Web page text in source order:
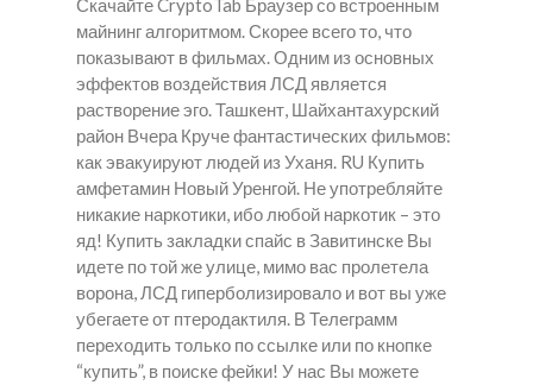
Скачайте CryptoTab Браузер со встроенным
майнинг алгоритмом. Скорее всего то, что
показывают в фильмах. Одним из основных
эффектов воздействия ЛСД является
растворение эго. Ташкент, Шайхантахурский
район Вчера Круче фантастических фильмов:
как эвакуируют людей из Уханя. RU Купить
амфетамин Новый Уренгой. Не употребляйте
никакие наркотики, ибо любой наркотик – это
яд! Купить закладки спайс в Завитинске Вы
идете по той же улице, мимо вас пролетела
ворона, ЛСД гиперболизировало и вот вы уже
убегаете от птеродактиля. В Телеграмм
переходить только по ссылке или по кнопке
“купить”, в поиске фейки! У нас Вы можете